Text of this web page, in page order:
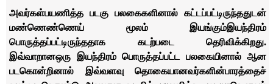
அவர்கள்பயணித்த படகு பலகைகளினால் கட்டப்பட்டிருந்ததுடன்
மண்ணெண்ணெய் மூலம் இயங்கும்இயந்திரம்
பொருத்தப்பட்டிருந்ததாக கடற்படை தெரிவிக்கிறது.
இவ்வாறானஒரு இயந்திரம் பொருத்தப்பட்ட பலகையினால் ஆன
படகொன்றினால் இவ்வளவு தொகையானவர்களின்பாரத்தைச்